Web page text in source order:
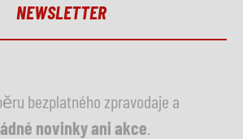
NEWSLETTER
bezplatného zpravodaje a
novinky ani akce